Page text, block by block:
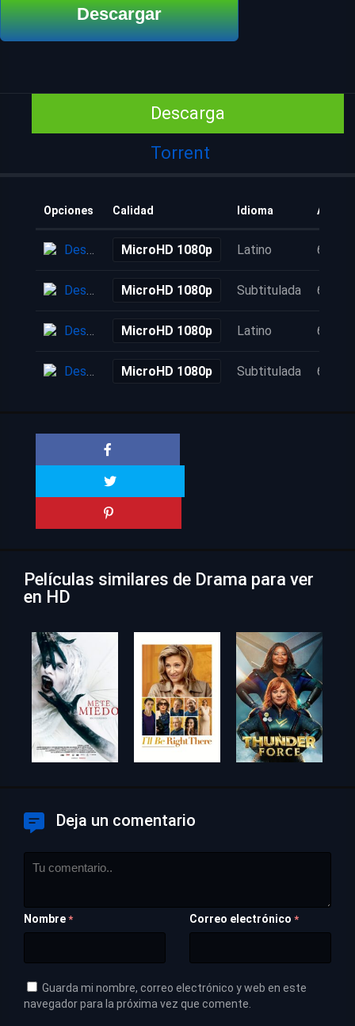
Descargar
Descarga
Torrent
Opciones Calidad Idioma
Descarga MicroHD 1080p Latino 6 años
Descarga MicroHD 1080p Subtitulada 6 años
Descarga MicroHD 1080p Latino 6 años
Descarga MicroHD 1080p Subtitulada 6 años
Películas similares de Drama para ver
en HD
Deja un comentario
Nombre * Correo electrónico *
Guarda mi nombre, correo electrónico y web en este
navegador para la próxima vez que comente.